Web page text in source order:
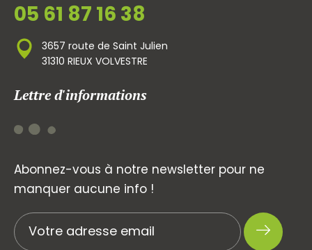
05 61 87 16 38
3657 route de Saint Julien
31310 RIEUX VOLVESTRE
Lettre d'informations
Abonnez-vous à notre newsletter pour ne
manquer aucune info !